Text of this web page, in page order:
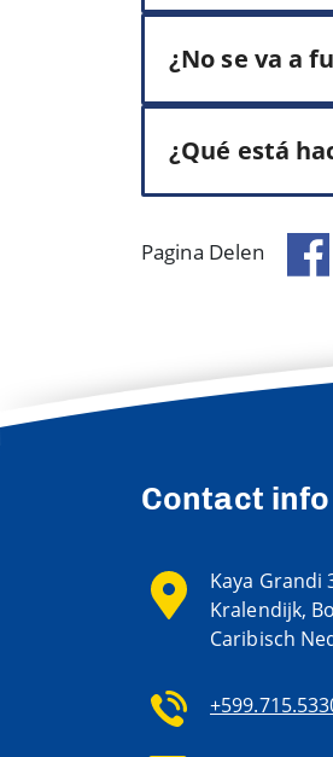
¿No se va a
¿Qué está
Pagina Delen
Contact info
Kaya Grandi
Kralendijk,
Caribisch